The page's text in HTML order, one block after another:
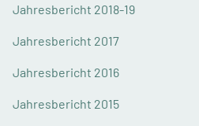
Jahresbericht 2018-19
Jahresbericht 2017
Jahresbericht 2016
Jahresbericht 2015